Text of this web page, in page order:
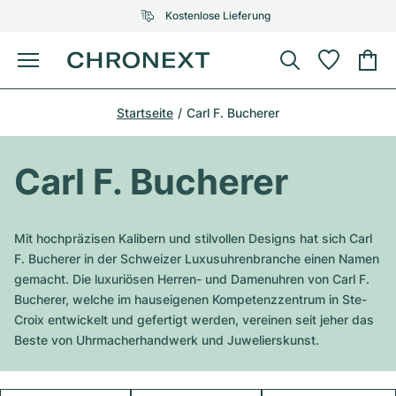
Kostenlose Lieferung
Menü
AUSGEWÄHLTE MARKEN
Alle Rolex Modelle
Top-Modelle
Omega
Alle Omega Modelle
Top-Modelle
Patek Philippe
Alle Patek Philippe Modelle
Audemars Piguet
Cartier
Certified Pre-Owned
Schmuck
AUSGEWÄHLTE MARKEN
Tiffany
Louis Vuitton
Gebauer & Gebauer
Van Cleef & Arpels
Neuzugänge
Startseite Carl F. Bucherer
Carl F. Bucherer
Mit hochpräzisen Kalibern und stilvollen Designs hat sich Carl
F. Bucherer in der Schweizer Luxusuhrenbranche einen Namen
gemacht. Die luxuriösen Herren- und Damenuhren von Carl F.
Bucherer, welche im hauseigenen Kompetenzzentrum in Ste-
Croix entwickelt und gefertigt werden, vereinen seit jeher das
Beste von Uhrmacherhandwerk und Juwelierskunst.